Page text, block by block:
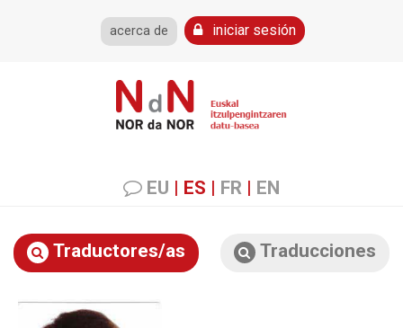
acerca de iniciar sesión
EU | ES | FR | EN
Traductores/as Traducciones